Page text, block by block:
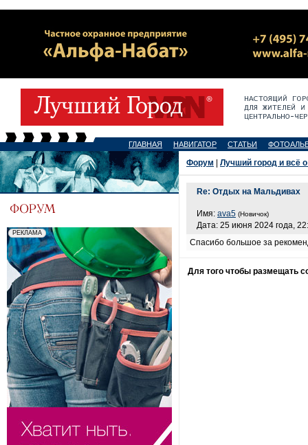
ГЛАВНАЯ НАВИГАТОР СТАТЬИ
Форум Лучший город и всё
Re: Отдых на Мальдивах
Имя: ava5 (Новичок)
Дата: 25 июня 2024 года,
Спасибо большое за
Для того чтобы размещать